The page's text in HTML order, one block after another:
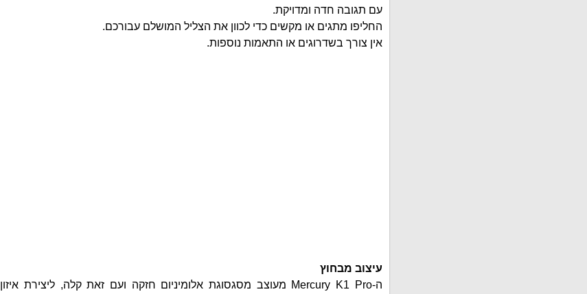
עם תגובה חדה ומדויקת.
החליפו מתגים או מקשים כדי לכוון את הצליל המושלם עבורכם.
אין צורך בשדרוגים או התאמות נוספות.
עיצוב מבחוץ
ה-Mercury K1 Pro מעוצב מסגסוגת אלומיניום חזקה ועם זאת קלה, ליצירת איזון